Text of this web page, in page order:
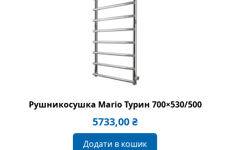
Рушникосушка Mario Турин 700×530/500
5733,00₴
Додати в кошик